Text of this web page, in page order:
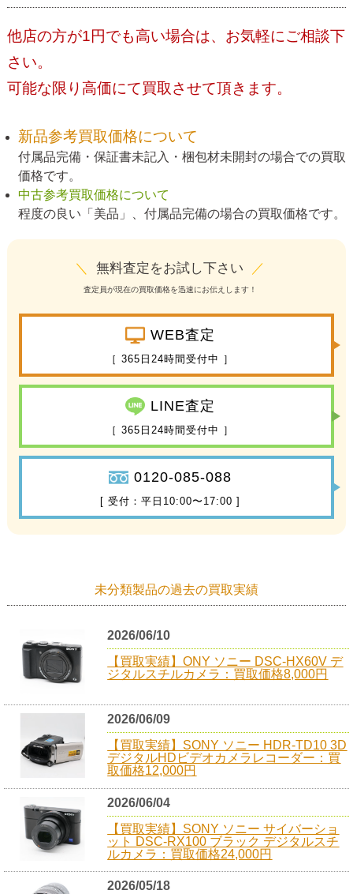
他店の方が1円でも高い場合は、お気軽にご相談下
さい。
可能な限り高価にて買取させて頂きます。
新品参考買取価格について
付属品完備・保証書未記入・梱包材未開封の場合での買取
価格です。
中古参考買取価格について
程度の良い「美品」、付属品完備の場合の買取価格です。
＼ 無料査定をお試し下さい ／
査定員が現在の買取価格を迅速にお伝えします！
WEB査定
［ 365日24時間受付中 ］
LINE査定
［ 365日24時間受付中 ］
0120-085-088
[ 受付：平日10:00〜17:00 ]
未分類製品の過去の買取実績
2026/06/10
【買取実績】ONY ソニー DSC-HX60V デ
ジタルスチルカメラ：買取価格8,000円
2026/06/09
【買取実績】SONY ソニー HDR-TD10 3D
デジタルHDビデオカメラレコーダー：買
取価格12,000円
2026/06/04
【買取実績】SONY ソニー サイバーショ
ット DSC-RX100 ブラック デジタルスチ
ルカメラ：買取価格24,000円
2026/05/18